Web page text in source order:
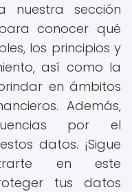
nuestra sección
conocer qué
los principios y
así como la
en ámbitos
Además,
por el
datos. ¡Sigue
en este
tus datos